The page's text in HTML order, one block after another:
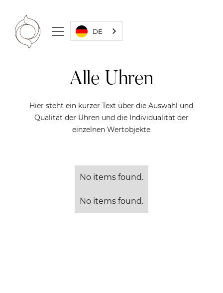
DE
Alle Uhren
Hier steht ein kurzer Text über die Auswahl und
Qualität der Uhren und die Individualität der
einzelnen Wertobjekte
No items found.
No items found.